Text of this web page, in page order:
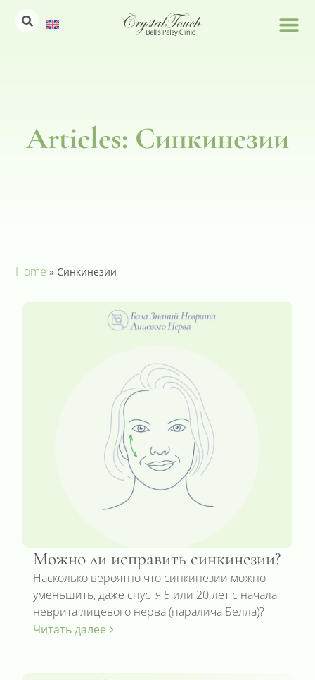
Articles: Синкинезии
Home » Синкинезии
Можно ли исправить синкинезии?
Насколько вероятно что синкинезии можно
уменьшить, даже спустя 5 или 20 лет с начала
неврита лицевого нерва (паралича Белла)?
Читать далее